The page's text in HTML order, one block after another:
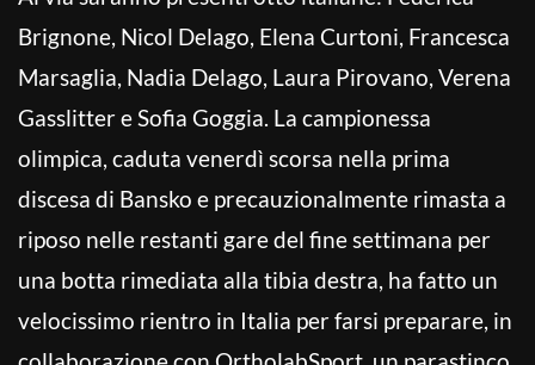
Brignone, Nicol Delago, Elena Curtoni, Francesca
Marsaglia, Nadia Delago, Laura Pirovano, Verena
Gasslitter e Sofia Goggia. La campionessa
olimpica, caduta venerdì scorsa nella prima
discesa di Bansko e precauzionalmente rimasta a
riposo nelle restanti gare del fine settimana per
una botta rimediata alla tibia destra, ha fatto un
velocissimo rientro in Italia per farsi preparare, in